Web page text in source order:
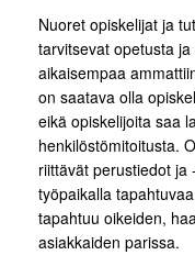
Nuoret opiskelijat ja
tarvitsevat opetusta
aikaisempaa
on saatava olla
eikä opiskelijoita saa
henkilöstömitoitusta.
riittävät perustiedot ja
työpaikalla
tapahtuu oikeiden,
asiakkaiden parissa.